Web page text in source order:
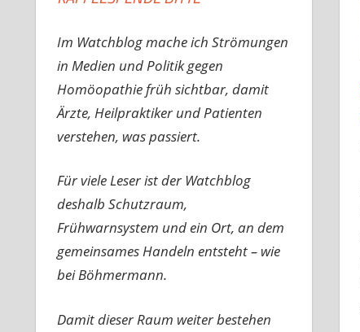
Im Watchblog mache ich Strömungen
in Medien und Politik gegen
Homöopathie früh sichtbar, damit
Ärzte, Heilpraktiker und Patienten
verstehen, was passiert.
Für viele Leser ist der Watchblog
deshalb Schutzraum,
Frühwarnsystem und ein Ort, an dem
gemeinsames Handeln entsteht – wie
bei Böhmermann.
Damit dieser Raum weiter bestehen